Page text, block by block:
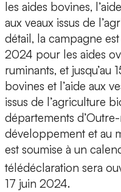
les aides bovines,
aux veaux issus de
détail, la campagne
2024 pour les aides
ruminants, et jusqu’au
bovines et l’aide aux
issus de l’agriculture
départements
développement et au
est soumise à un
télédéclaration sera
17 juin 2024.